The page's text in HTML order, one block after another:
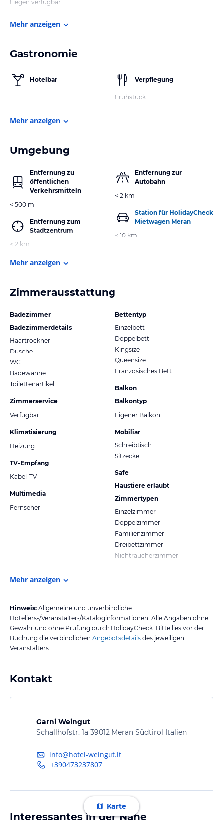
Liegen verfügbar
Mehr anzeigen
Gastronomie
Hotelbar Verpflegung
Frühstück
Mehr anzeigen
Umgebung
Entfernung zu
öffentlichen
Verkehrsmitteln
< 500 m
Entfernung zum
Stadtzentrum
< 2 km
Entfernung zur
Autobahn
< 2 km
Station für HolidayCheck
Mietwagen Meran
< 10 km
Mehr anzeigen
Zimmerausstattung
Badezimmer
Badezimmerdetails
Haartrockner
Dusche
WC
Badewanne
Toilettenartikel
Zimmerservice
Verfügbar
Klimatisierung
Heizung
TV-Empfang
Kabel-TV
Multimedia
Fernseher
Bettentyp
Einzelbett
Doppelbett
Kingsize
Queensize
Französisches Bett
Balkon
Balkontyp
Eigener Balkon
Mobiliar
Schreibtisch
Sitzecke
Safe
Haustiere erlaubt
Zimmertypen
Einzelzimmer
Doppelzimmer
Familienzimmer
Dreibettzimmer
Nichtraucherzimmer
Mehr anzeigen
Hinweis: Allgemeine und unverbindliche
Hoteliers-/Veranstalter-/Kataloginformationen. Alle Angaben ohne
Gewähr und ohne Prüfung durch HolidayCheck. Bitte lies vor der
Buchung die verbindlichen Angebotsdetails des jeweiligen
Veranstalters.
Kontakt
Garni Weingut
Schallhofstr. 1a 39012 Meran Südtirol Italien
info@hotel-weingut.it
+390473237807
Karte
Interessantes in der Nähe